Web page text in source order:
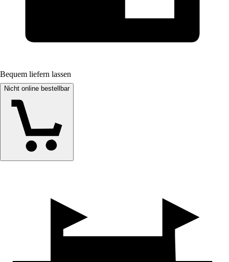
Bequem liefern lassen
Nicht online bestellbar